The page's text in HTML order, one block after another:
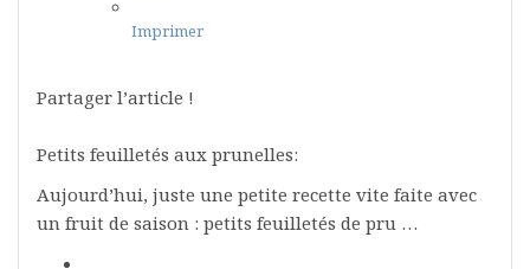
Imprimer
Partager l’article !
Petits feuilletés aux prunelles:
Aujourd’hui, juste une petite recette vite faite avec
un fruit de saison : petits feuilletés de pru …